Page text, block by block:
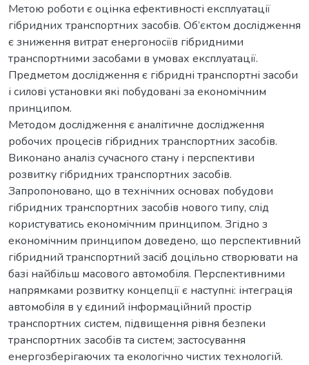
Метою роботи є оцінка ефективності експлуатації
гібридних транспортних засобів. Об’єктом дослідження
є зниження витрат енергоносіїв гібридними
транспортними засобами в умовах експлуатації.
Предметом дослідження є гібридні транспортні засоби
і силові установки які побудовані за економічним
принципом.
Методом дослідження є аналітичне дослідження
робочих процесів гібридних транспортних засобів.
Виконано аналіз сучасного стану і перспективи
розвитку гібридних транспортних засобів.
Запропоновано, що в технічних основах побудови
гібридних транспортних засобів нового типу, слід
користуватись економічним принципом. Згідно з
економічним принципом доведено, що перспективний
гібридний транспортний засіб доцільно створювати на
базі найбільш масового автомобіля. Перспективними
напрямками розвитку концепції є наступні: інтеграція
автомобіля в у єдиний інформаційний простір
транспортних систем, підвищення рівня безпеки
транспортних засобів та систем; застосування
енергозберігаючих та екологічно чистих технологій.